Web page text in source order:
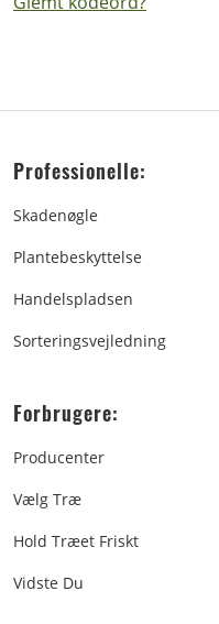
Professionelle:
Skadenøgle
Plantebeskyttelse
Handelspladsen
Sorteringsvejledning
Forbrugere:
Producenter
Vælg Træ
Hold Træet Friskt
Vidste Du